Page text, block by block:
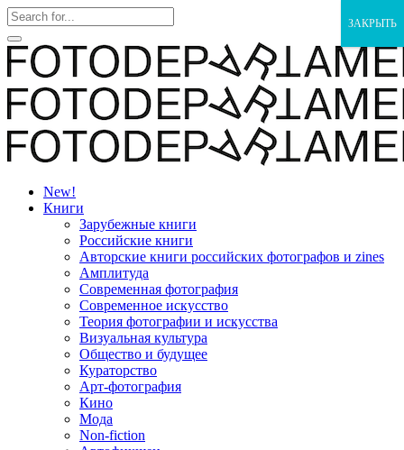
New!
Книги
Зарубежные книги
Российские книги
Авторские книги российских фотографов и zines
Амплитуда
Современная фотография
Современное искусство
Теория фотографии и искусства
Визуальная культура
Общество и будущее
Кураторство
Арт-фотография
Кино
Мода
Non-fiction
ЗАКРЫТЬ